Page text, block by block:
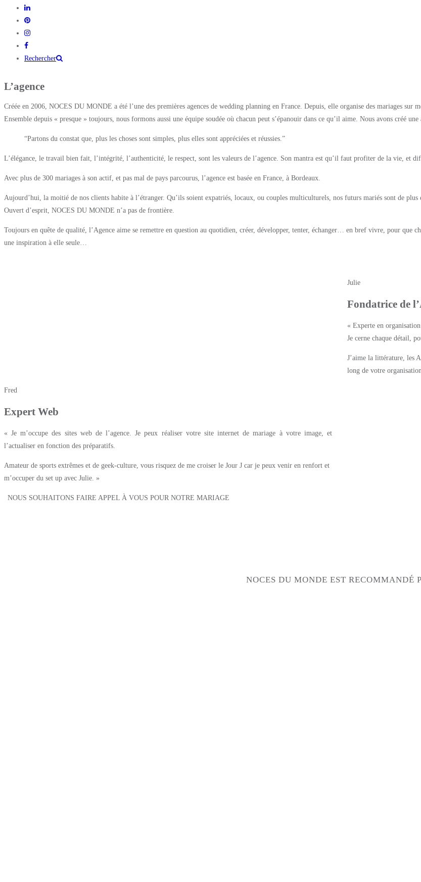
Rechercher
L’agence
Créée en 2006, NOCES DU MONDE a été l’une des premières agences de wedding planning en France. Depuis, elle organise des mariages sur
Ensemble depuis « presque » toujours, nous formons aussi une équipe soudée où chacun peut s’épanouir dans ce qu’il aime. Nous avons créé
“Partons du constat que, plus les choses sont simples, plus elles sont appréciées et réussies.”
L’élégance, le travail bien fait, l’intégrité, l’authenticité, le respect, sont les valeurs de l’agence. Son mantra est qu’il faut profiter de la vie, et
Avec plus de 300 mariages à son actif, et pas mal de pays parcourus, l’agence est basée en France, à Bordeaux.
Aujourd’hui, la moitié de nos clients habite à l’étranger. Qu’ils soient expatriés, locaux, ou couples multiculturels, nos futurs mariés sont de plus
Ouvert d’esprit, NOCES DU MONDE n’a pas de frontière.
Toujours en quête de qualité, l’Agence aime se remettre en question au quotidien, créer, développer, tenter, échanger… en bref vivre, pour que
une inspiration à elle seule…
Julie
Fondatrice de
« Experte en
Je cerne chaque détail,
J’aime la littérature, les
long de votre
Fred
Expert Web
« Je m’occupe des sites web de l’agence. Je peux réaliser votre site internet de mariage à votre image, et
l’actualiser en fonction des préparatifs.
Amateur de sports extrêmes et de geek-culture, vous risquez de me croiser le Jour J car je peux venir en renfort et
m’occuper du set up avec Julie. »
NOUS SOUHAITONS FAIRE APPEL À VOUS POUR NOTRE MARIAGE
NOCES DU MONDE EST RECOMMANDÉ